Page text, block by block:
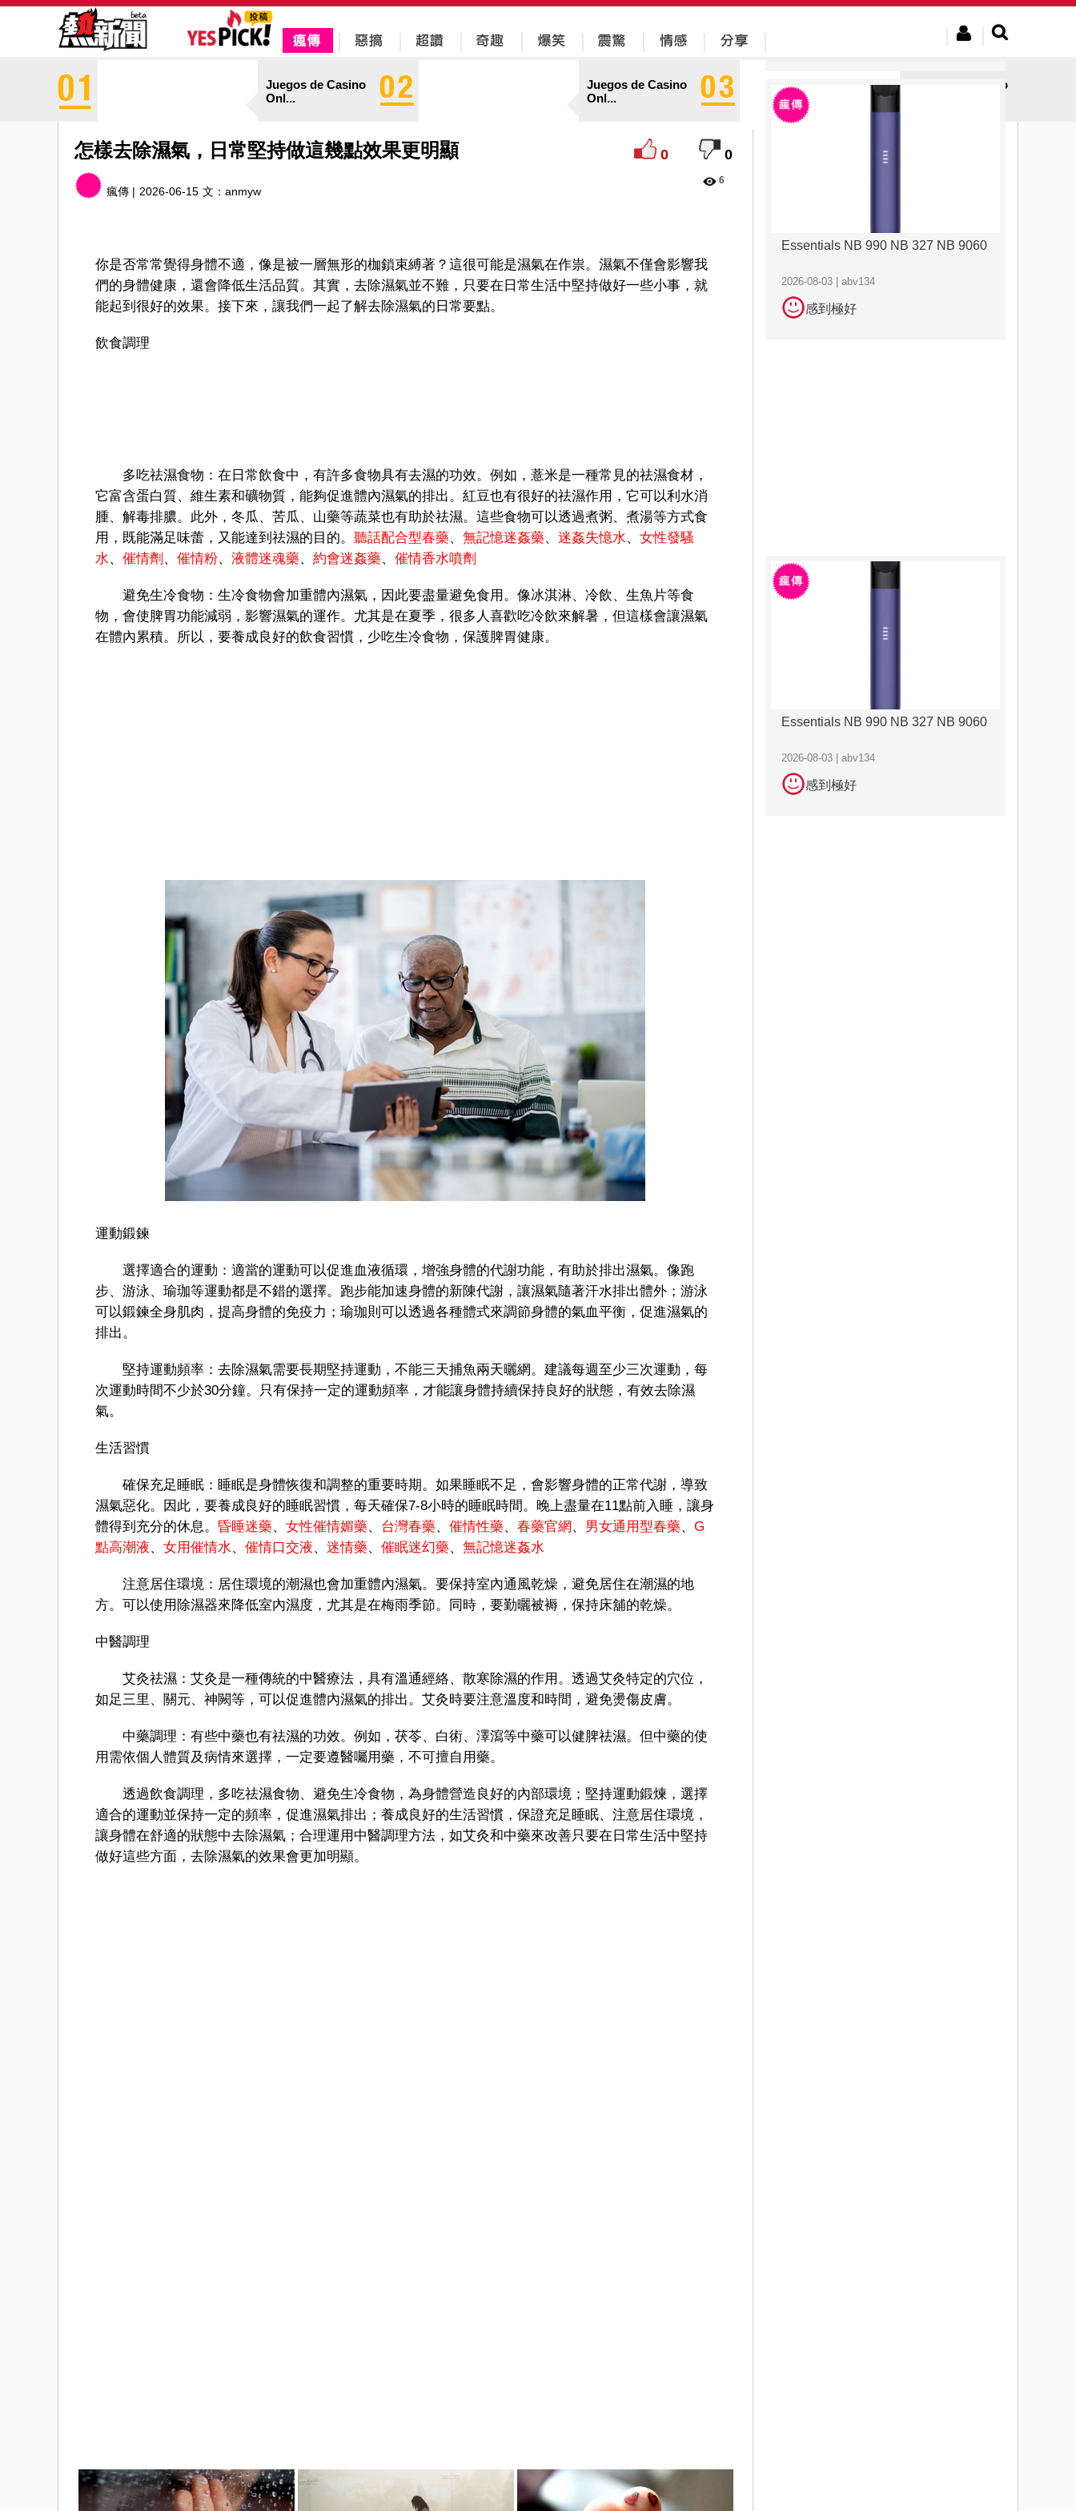
Juegos de Casino
Onl...
Juegos de Casino
Onl...
Juegos de Casino
怎樣去除濕氣，日常堅持做這幾點效果更明顯 0 0
瘋傳 | 2026-06-15 文： anmyw
6
你是否常常覺得身體不適，像是被一層無形的枷鎖束縛著？這很可能是濕氣在作祟。濕氣不僅會影響我
們的身體健康，還會降低生活品質。其實，去除濕氣並不難，只要在日常生活中堅持做好一些小事，就
能起到很好的效果。接下來，讓我們一起了解去除濕氣的日常要點。
飲食調理
多吃祛濕食物：在日常飲食中，有許多食物具有去濕的功效。例如，薏米是一種常見的祛濕食材，
它富含蛋白質、維生素和礦物質，能夠促進體內濕氣的排出。紅豆也有很好的祛濕作用，它可以利水消
腫、解毒排膿。此外，冬瓜、苦瓜、山藥等蔬菜也有助於祛濕。這些食物可以透過煮粥、煮湯等方式食
用，既能滿足味蕾，又能達到祛濕的目的。 聽話配合型春藥、 無記憶迷姦藥、 迷姦失憶水、 女性發騷
水、 催情劑 、 催情粉、 液體迷魂藥、 約會迷姦藥、 催情香水噴劑
避免生冷食物：生冷食物會加重體內濕氣，因此要盡量避免食用。像冰淇淋、冷飲、生魚片等食
物，會使脾胃功能減弱，影響濕氣的運作。尤其是在夏季，很多人喜歡吃冷飲來解暑，但這樣會讓濕氣
在體內累積。所以，要養成良好的飲食習慣，少吃生冷食物，保護脾胃健康。
運動鍛鍊
選擇適合的運動：適當的運動可以促進血液循環，增強身體的代謝功能，有助於排出濕氣。像跑
步、游泳、瑜珈等運動都是不錯的選擇。跑步能加速身體的新陳代謝，讓濕氣隨著汗水排出體外；游泳
可以鍛鍊全身肌肉，提高身體的免疫力；瑜珈則可以透過各種體式來調節身體的氣血平衡，促進濕氣的
排出。
堅持運動頻率：去除濕氣需要長期堅持運動，不能三天捕魚兩天曬網。建議每週至少三次運動，每
次運動時間不少於30分鐘。只有保持一定的運動頻率，才能讓身體持續保持良好的狀態，有效去除濕
氣。
生活習慣
確保充足睡眠：睡眠是身體恢復和調整的重要時期。如果睡眠不足，會影響身體的正常代謝，導致
濕氣惡化。因此，要養成良好的睡眠習慣，每天確保7-8小時的睡眠時間。晚上盡量在11點前入睡，讓身
體得到充分的休息。 昏睡迷藥、 女性催情媚藥、 台灣春藥、 催情性藥、 春藥官網 、 男女通用型春藥、 G
點高潮液、 女用催情水、 催情口交液、 迷情藥、 催眠迷幻藥、 無記憶迷姦水
注意居住環境：居住環境的潮濕也會加重體內濕氣。要保持室內通風乾燥，避免居住在潮濕的地
方。可以使用除濕器來降低室內濕度，尤其是在梅雨季節。同時，要勤曬被褥，保持床舖的乾燥。
中醫調理
艾灸祛濕：艾灸是一種傳統的中醫療法，具有溫通經絡、散寒除濕的作用。透過艾灸特定的穴位，
如足三里、關元、神闕等，可以促進體內濕氣的排出。艾灸時要注意溫度和時間，避免燙傷皮膚。
中藥調理：有些中藥也有祛濕的功效。例如，茯苓、白術、澤瀉等中藥可以健脾祛濕。但中藥的使
用需依個人體質及病情來選擇，一定要遵醫囑用藥，不可擅自用藥。
透過飲食調理，多吃祛濕食物、避免生冷食物，為身體營造良好的內部環境；堅持運動鍛煉，選擇
適合的運動並保持一定的頻率，促進濕氣排出；養成良好的生活習慣，保證充足睡眠、注意居住環境，
讓身體在舒適的狀態中去除濕氣；合理運用中醫調理方法，如艾灸和中藥來改善只要在日常生活中堅持
做好這些方面，去除濕氣的效果會更加明顯。
Essentials NB 990 NB 327 NB 9060
2026-08-03 | abv134
感到極好
Essentials NB 990 NB 327 NB 9060
2026-08-03 | abv134
感到極好